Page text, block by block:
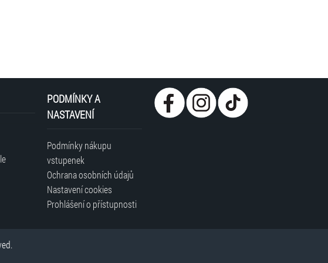
PODMÍNKY A
NASTAVENÍ
Podmínky nákupu
vstupenek
Ochrana osobních údajů
Nastavení cookies
Prohlášení o přístupnosti